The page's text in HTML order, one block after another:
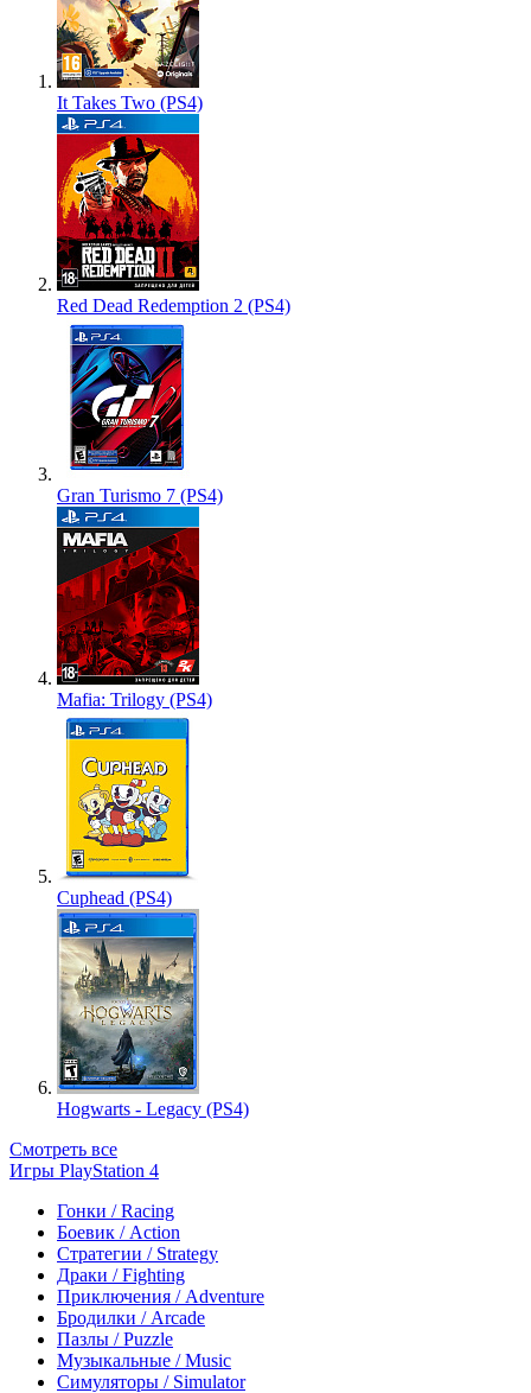
It Takes Two (PS4)
Red Dead Redemption 2 (PS4)
Gran Turismo 7 (PS4)
Mafia: Trilogy (PS4)
Cuphead (PS4)
Hogwarts - Legacy (PS4)
Смотреть все
Игры PlayStation 4
Гонки / Racing
Боевик / Action
Стратегии / Strategy
Драки / Fighting
Приключения / Adventure
Бродилки / Arcade
Пазлы / Puzzle
Музыкальные / Music
Симуляторы / Simulator